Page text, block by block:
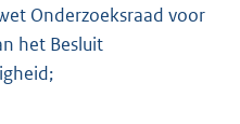
Onderzoeksraad voor
het Besluit